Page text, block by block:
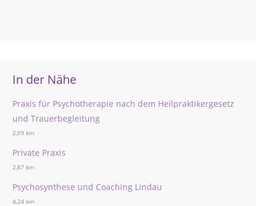
In der Nähe
Praxis für Psychotherapie nach dem Heilpraktikergesetz
und Trauerbegleitung
2,09 km
Private Praxis
2,87 km
Psychosynthese und Coaching Lindau
4,24 km